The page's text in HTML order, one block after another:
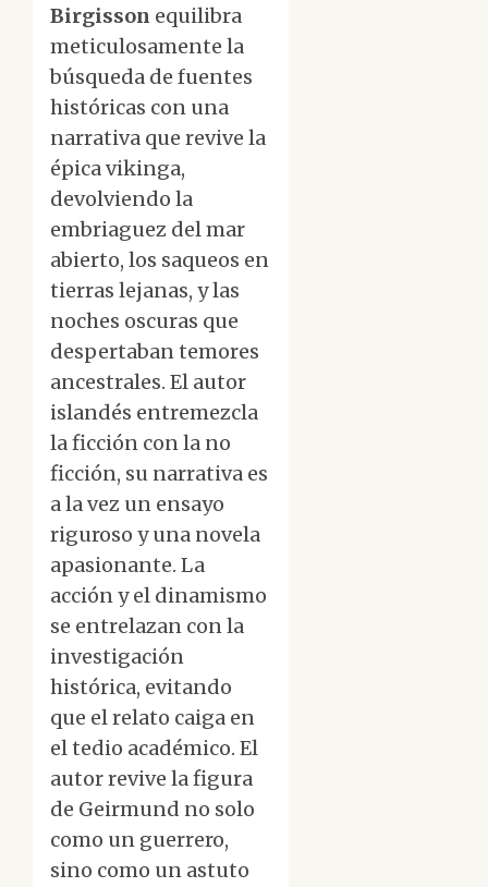
Birgisson equilibra
meticulosamente la
búsqueda de fuentes
históricas con una
narrativa que revive la
épica vikinga,
devolviendo la
embriaguez del mar
abierto, los saqueos en
tierras lejanas, y las
noches oscuras que
despertaban temores
ancestrales. El autor
islandés entremezcla
la ficción con la no
ficción, su narrativa es
a la vez un ensayo
riguroso y una novela
apasionante. La
acción y el dinamismo
se entrelazan con la
investigación
histórica, evitando
que el relato caiga en
el tedio académico. El
autor revive la figura
de Geirmund no solo
como un guerrero,
sino como un astuto